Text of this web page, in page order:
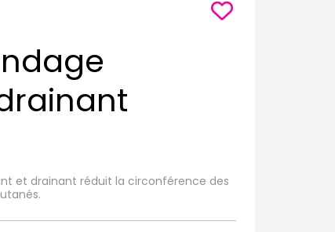
et drainant réduit la circonférence des